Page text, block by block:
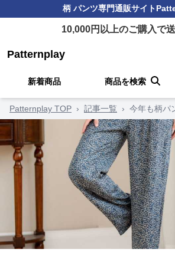
柄 パンツ専門通販サイト
10,000円以上のご購入で
Patternplay
新着商品 商品を検索
Patternplay TOP › 記事一覧 › 今年も柄パ